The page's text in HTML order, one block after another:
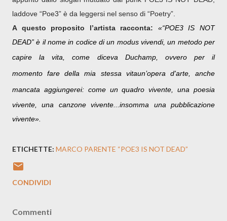
laddove “Poe3” è da leggersi nel senso di “Poetry”.
A questo proposito l’artista racconta:
«“POE3 IS NOT
DEAD” è il nome in codice di un modus vivendi, un metodo per
capire la vita, come diceva
Duchamp, ovvero per il
momento fare della mia stessa vitaun’opera d'arte, anche
mancata aggiungerei: come un quadro vivente, una poesia
vivente, una canzone vivente...insomma una pubblicazione
vivente».
ETICHETTE: MARCO PARENTE “POE3 IS NOT DEAD”
CONDIVIDI
Commenti